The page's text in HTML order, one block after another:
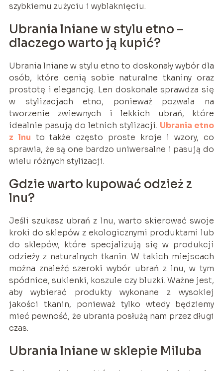
szybkiemu zużyciu i wyblaknięciu.
Ubrania lniane w stylu etno –
dlaczego warto ją kupić?
Ubrania lniane w stylu etno to doskonały wybór dla
osób, które cenią sobie naturalne tkaniny oraz
prostotę i elegancję. Len doskonale sprawdza się
w stylizacjach etno, ponieważ pozwala na
tworzenie zwiewnych i lekkich ubrań, które
idealnie pasują do letnich stylizacji. Ubrania etno
z lnu to także często proste kroje i wzory, co
sprawia, że są one bardzo uniwersalne i pasują do
wielu różnych stylizacji.
Gdzie warto kupować odzież z
lnu?
Jeśli szukasz ubrań z lnu, warto skierować swoje
kroki do sklepów z ekologicznymi produktami lub
do sklepów, które specjalizują się w produkcji
odzieży z naturalnych tkanin. W takich miejscach
można znaleźć szeroki wybór ubrań z lnu, w tym
spódnice, sukienki, koszule czy bluzki. Ważne jest,
aby wybierać produkty wykonane z wysokiej
jakości tkanin, ponieważ tylko wtedy będziemy
mieć pewność, że ubrania posłużą nam przez długi
czas.
Ubrania lniane w sklepie Miluba